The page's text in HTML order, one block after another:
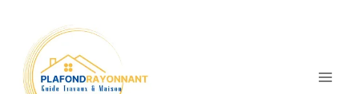
contenu